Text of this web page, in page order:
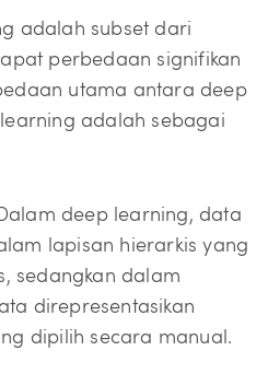
adalah subset dari
perbedaan signifikan
utama antara deep
adalah sebagai
deep learning, data
lapisan hierarkis yang
sedangkan dalam
direpresentasikan
dipilih secara manual.